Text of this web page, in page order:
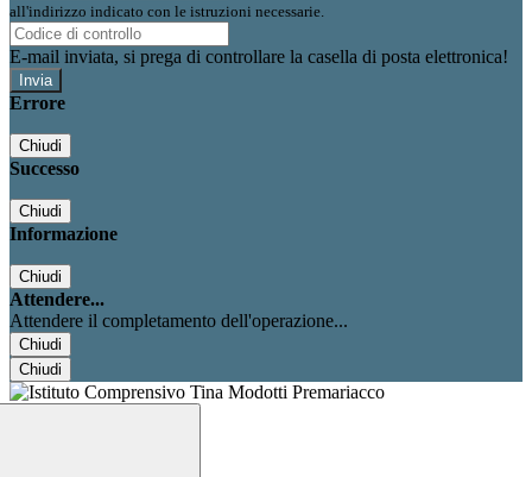
all'indirizzo indicato con le istruzioni necessarie.
E-mail inviata, si prega di controllare la casella di posta elettronica!
Errore
Chiudi
Successo
Chiudi
Informazione
Chiudi
Attendere...
Attendere il completamento dell'operazione...
Chiudi
Chiudi